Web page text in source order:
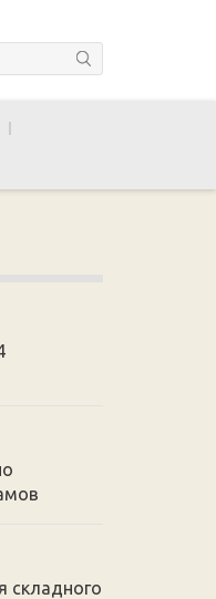
складного